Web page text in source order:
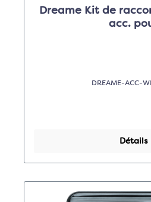
Dreame Kit de
acc.
DREAME-ACC-
Détails